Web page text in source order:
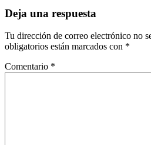
Deja una respuesta
Tu dirección de correo electrónico no
obligatorios están marcados con *
Comentario *